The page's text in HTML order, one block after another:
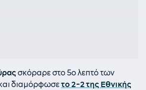
σκόραρε στο 5ο λεπτό των
διαμόρφωσετο 2-2 της Εθνικής